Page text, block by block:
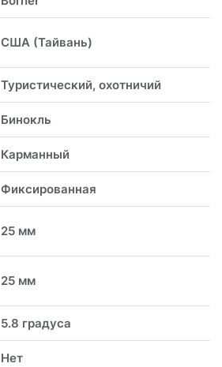
США (Тайвань)
Туристический, охотничий
Бинокль
Карманный
Фиксированная
25 мм
25 мм
5.8 градуса
Нет